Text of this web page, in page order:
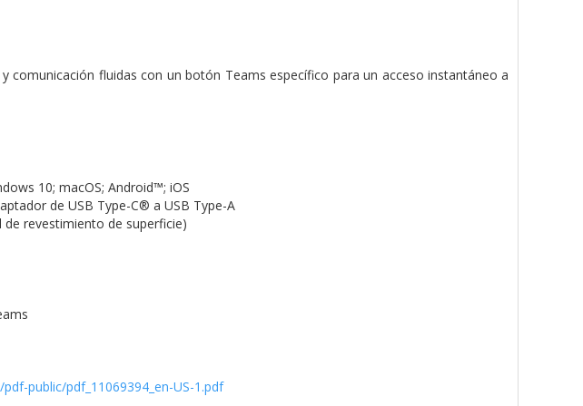
fluidas con un botón Teams específico para un acceso instantáneo a
10; macOS; Android™; iOS
de USB Type-C® a USB Type-A
revestimiento de superficie)
public/pdf_11069394_en-US-1.pdf